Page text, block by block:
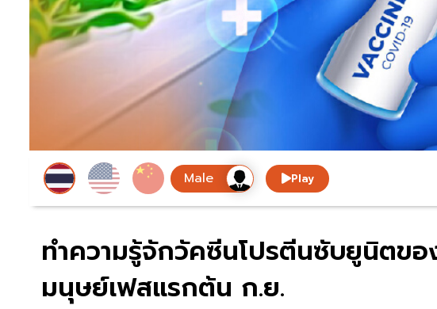
Play
ทำความรู้จักวัคซีนโปรตีนซับยูนิตขอ
มนุษย์เฟสแรกต้น ก.ย.